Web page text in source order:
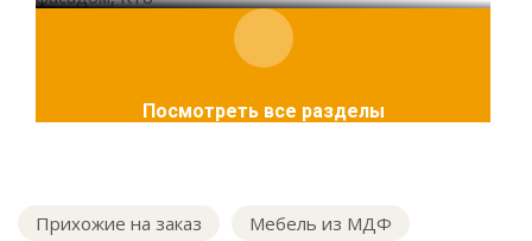
Посмотреть все разделы
Прихожие на заказ
Мебель из МДФ